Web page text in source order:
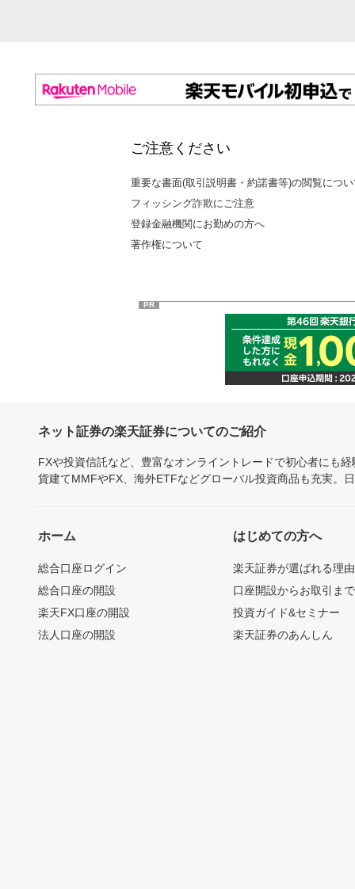
ご注意ください
重要な書面(取引説明書・約諾書等)の閲覧につ
フィッシング詐欺にご注意
登録金融機関にお勤めの方へ
著作権について
PR
ネット証券の楽天証券についてのご紹介
FXや投資信託など、豊富なオンライントレードで初心者にも
貨建てMMFやFX、海外ETFなどグローバル投資商品も充実。
ホーム
総合口座ログイン
総合口座の開設
楽天FX口座の開設
法人口座の開設
はじめての方へ
楽天証券が選ばれる理由
口座開設からお取引ま
投資ガイド&セミナー
楽天証券のあんしん